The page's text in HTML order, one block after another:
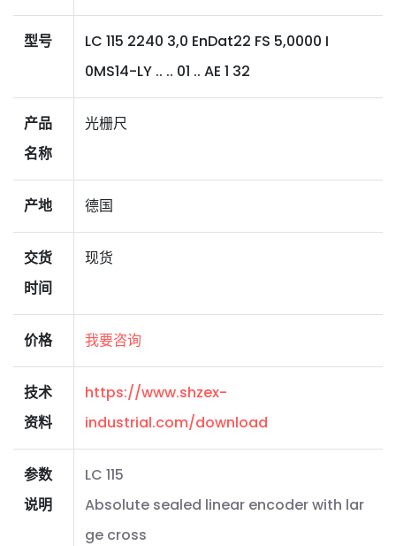
型号
LC 115 2240 3,0 EnDat22 FS 5,0000 I
0MS14-LY .. .. 01 .. AE 1 32
产品
名称
光栅尺
产地 德国
交货
时间
现货
价格 我要咨询
技术
资料
https://www.shzex-
industrial.com/download
参数
说明
LC 115
Absolute sealed linear encoder with lar
ge cross